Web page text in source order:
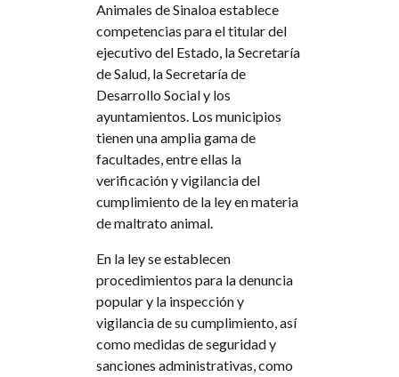
Animales de Sinaloa establece
competencias para el titular del
ejecutivo del Estado, la Secretaría
de Salud, la Secretaría de
Desarrollo Social y los
ayuntamientos. Los municipios
tienen una amplia gama de
facultades, entre ellas la
verificación y vigilancia del
cumplimiento de la ley en materia
de maltrato animal.
En la ley se establecen
procedimientos para la denuncia
popular y la inspección y
vigilancia de su cumplimiento, así
como medidas de seguridad y
sanciones administrativas, como